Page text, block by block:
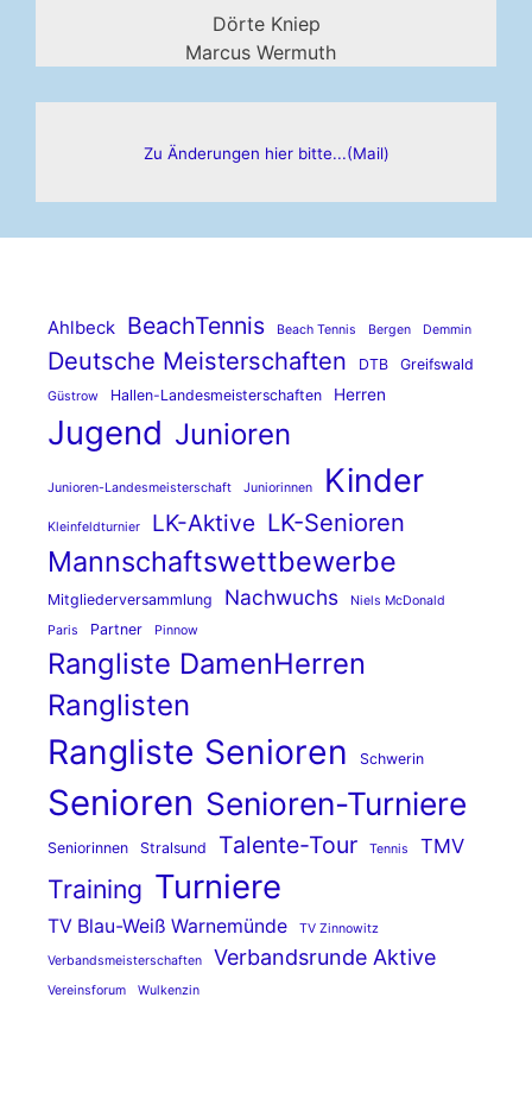
Dörte Kniep
Marcus Wermuth
Zu Änderungen hier bitte...(Mail)
Ahlbeck BeachTennis Beach Tennis Bergen Demmin
Deutsche Meisterschaften DTB Greifswald
Güstrow Hallen-Landesmeisterschaften Herren
Jugend Junioren
Junioren-Landesmeisterschaft Juniorinnen Kinder
Kleinfeldturnier LK-Aktive LK-Senioren
Mannschaftswettbewerbe
Mitgliederversammlung Nachwuchs
Niels McDonald
Paris
Partner Pinnow
Rangliste DamenHerren
Ranglisten
Rangliste Senioren Schwerin
Senioren Senioren-Turniere
Seniorinnen Stralsund Talente-Tour Tennis TMV
Training Turniere
TV Blau-Weiß Warnemünde TV Zinnowitz
Verbandsmeisterschaften Verbandsrunde Aktive
Vereinsforum Wulkenzin